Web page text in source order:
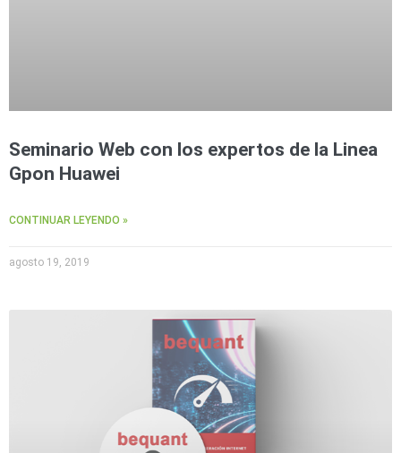
Seminario Web con los expertos de la Linea
Gpon Huawei
CONTINUAR LEYENDO »
agosto 19, 2019